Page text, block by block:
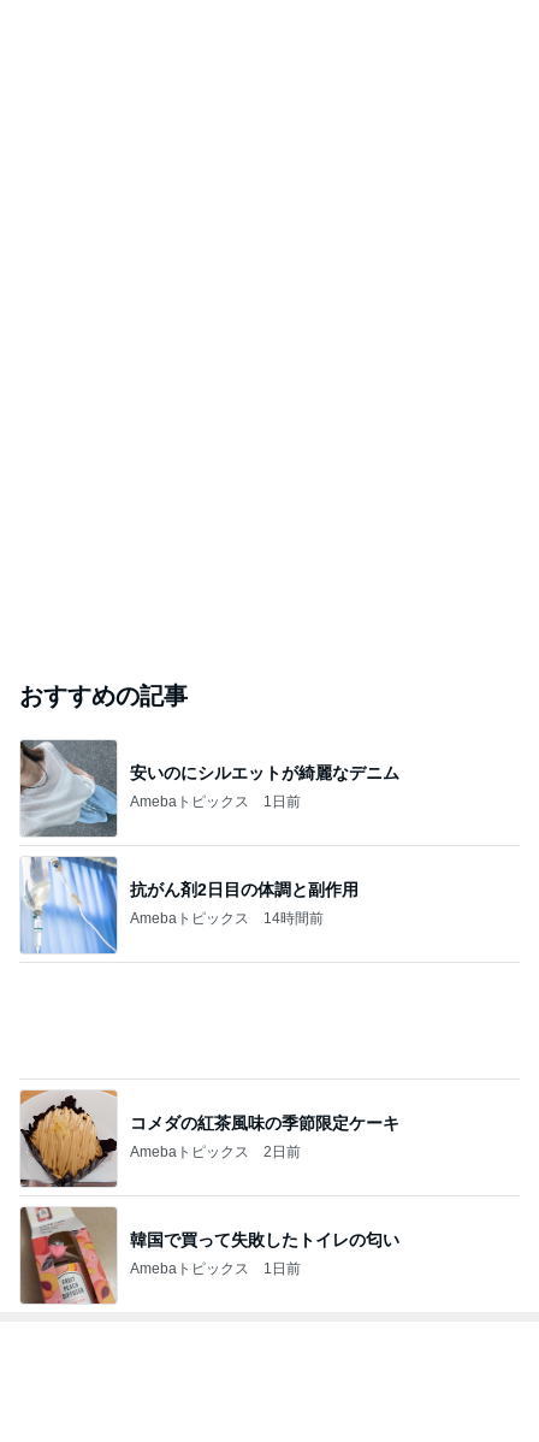
おすすめの記事
安いのにシルエットが綺麗なデニム
Amebaトピックス 1日前
抗がん剤2日目の体調と副作用
Amebaトピックス 14時間前
コメダの紅茶風味の季節限定ケーキ
Amebaトピックス 2日前
韓国で買って失敗したトイレの匂い
Amebaトピックス 1日前